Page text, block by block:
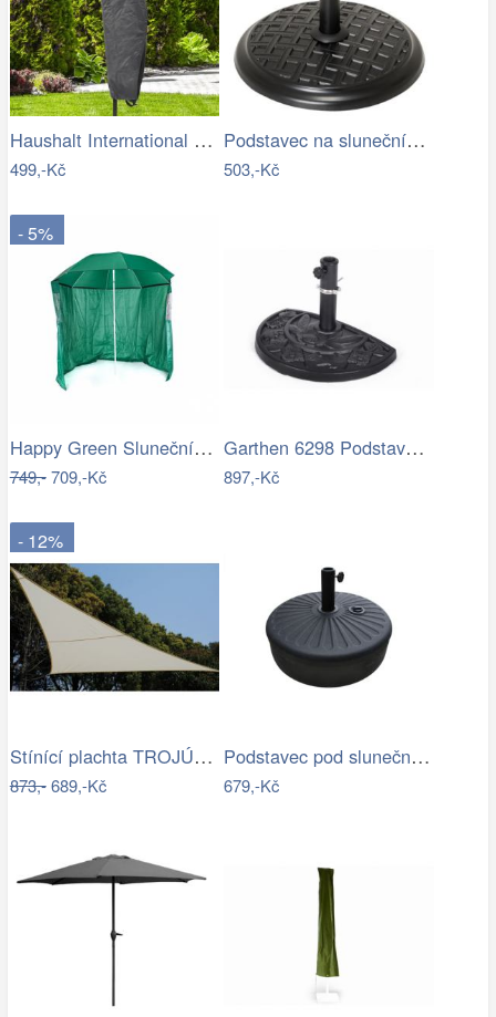
Haushalt International Ochranný obal na…
499,-Kč
Podstavec na slunečník, kulatý, 15 kg
503,-Kč
- 5%
Happy Green Slunečník s boční stěnou,…
749,-709,-Kč
Garthen 6298 Podstavec pro půlkulaté…
897,-Kč
- 12%
Stínící plachta TROJÚHELNÍK Rojaplast
873,-689,-Kč
Podstavec pod slunečník Houseland Bixi…
679,-Kč